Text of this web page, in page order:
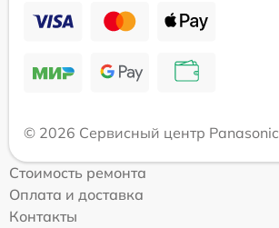
© 2026 Сервисный центр Panasonic
Стоимость ремонта
Оплата и доставка
Контакты